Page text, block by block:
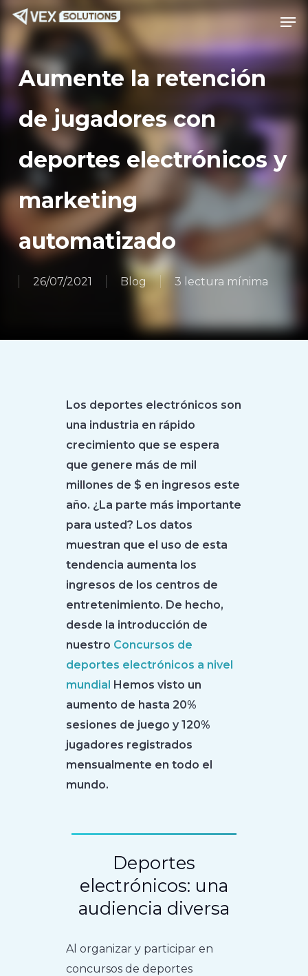
Saltar
contenido
principalAumente la retención
de jugadores con
deportes electrónicos y
marketing
automatizado
26/07/2021 Blog 3 lectura mínima
Los deportes electrónicos son
una industria en rápido
crecimiento que se espera
que genere más de mil
millones de $ en ingresos este
año. ¿La parte más importante
para usted? Los datos
muestran que el uso de esta
tendencia aumenta los
ingresos de los centros de
entretenimiento. De hecho,
desde la introducción de
nuestro Concursos de
deportes electrónicos a nivel
mundial Hemos visto un
aumento de hasta 20%
sesiones de juego y 120%
jugadores registrados
mensualmente en todo el
mundo.
Deportes
electrónicos: una
audiencia diversa
Al organizar y participar en
concursos de deportes
Menú